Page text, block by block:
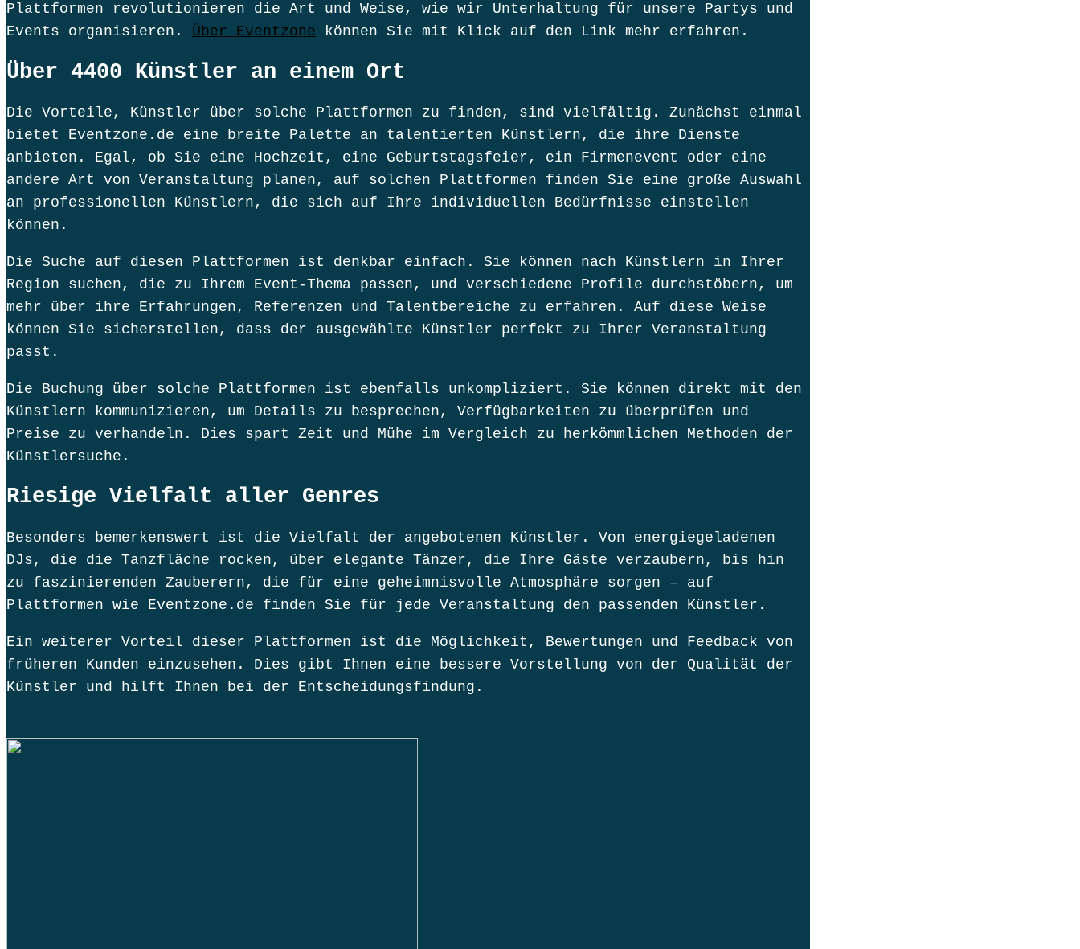
Plattformen revolutionieren die Art und Weise, wie wir Unterhaltung für unsere Partys und
Events organisieren. Über Eventzone können Sie mit Klick auf den Link mehr erfahren.
Über 4400 Künstler an einem Ort
Die Vorteile, Künstler über solche Plattformen zu finden, sind vielfältig. Zunächst einmal
bietet Eventzone.de eine breite Palette an talentierten Künstlern, die ihre Dienste
anbieten. Egal, ob Sie eine Hochzeit, eine Geburtstagsfeier, ein Firmenevent oder eine
andere Art von Veranstaltung planen, auf solchen Plattformen finden Sie eine große Auswahl
an professionellen Künstlern, die sich auf Ihre individuellen Bedürfnisse einstellen
können.
Die Suche auf diesen Plattformen ist denkbar einfach. Sie können nach Künstlern in Ihrer
Region suchen, die zu Ihrem Event-Thema passen, und verschiedene Profile durchstöbern, um
mehr über ihre Erfahrungen, Referenzen und Talentbereiche zu erfahren. Auf diese Weise
können Sie sicherstellen, dass der ausgewählte Künstler perfekt zu Ihrer Veranstaltung
passt.
Die Buchung über solche Plattformen ist ebenfalls unkompliziert. Sie können direkt mit den
Künstlern kommunizieren, um Details zu besprechen, Verfügbarkeiten zu überprüfen und
Preise zu verhandeln. Dies spart Zeit und Mühe im Vergleich zu herkömmlichen Methoden der
Künstlersuche.
Riesige Vielfalt aller Genres
Besonders bemerkenswert ist die Vielfalt der angebotenen Künstler. Von energiegeladenen
DJs, die die Tanzfläche rocken, über elegante Tänzer, die Ihre Gäste verzaubern, bis hin
zu faszinierenden Zauberern, die für eine geheimnisvolle Atmosphäre sorgen – auf
Plattformen wie Eventzone.de finden Sie für jede Veranstaltung den passenden Künstler.
Ein weiterer Vorteil dieser Plattformen ist die Möglichkeit, Bewertungen und Feedback von
früheren Kunden einzusehen. Dies gibt Ihnen eine bessere Vorstellung von der Qualität der
Künstler und hilft Ihnen bei der Entscheidungsfindung.